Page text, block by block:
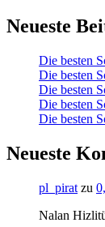
Neueste
Die besten
Die besten
Die besten
Die besten
Die besten
Neueste
pl_pirat zu
Nalan